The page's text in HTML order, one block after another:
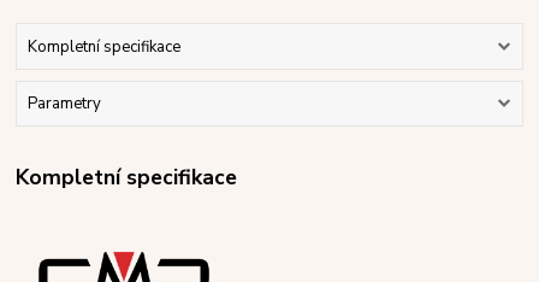
Kompletní specifikace
Parametry
Kompletní specifikace